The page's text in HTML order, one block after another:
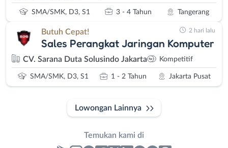
SMA/SMK, D3, S1 3 - 4 Tahun Tangerang
Butuh Cepat!
Sales Perangkat Jaringan Komputer
CV. Sarana Duta Solusindo Jakarta Kompetitif
SMA/SMK, D3, S1 1 - 2 Tahun Jakarta Pusat
2 hari lalu
Lowongan Lainnya
Temukan kami di